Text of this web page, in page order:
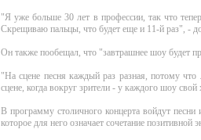
"Я уже больше 30 лет в профессии, так что
Скрещиваю пальцы, что будет еще и 11-й раз", -
Он также пообещал, что "завтрашнее шоу будет
"На сцене песня каждый раз разная, потому
сцене, когда вокруг зрители - у каждого шоу
В программу столичного концерта войдут
которое для него означает сочетание